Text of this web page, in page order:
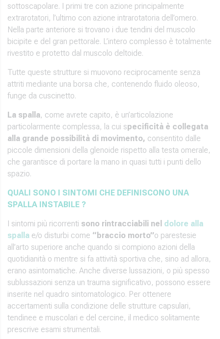
sottoscapolare. I primi tre con azione principalmente
extrarotatori, l’ultimo con azione intrarotatoria dell’omero.
Nella parte anteriore si trovano i due tendini del muscolo
bicipite e del gran pettorale. L’intero complesso è totalmente
rivestito e protetto dal muscolo deltoide.
Tutte queste strutture si muovono reciprocamente senza
attriti mediante una borsa che, contenendo fluido oleoso,
funge da cuscinetto.
La spalla, come avrete capito, è un’articolazione
particolarmente complessa, la cui specificità è collegata
alla grande possibilità di movimento, consentito dalle
piccole dimensioni della glenoide rispetto alla testa omerale,
che garantisce di portare la mano in quasi tutti i punti dello
spazio.
QUALI SONO I SINTOMI CHE DEFINISCONO UNA
SPALLA INSTABILE ?
I sintomi più ricorrenti sono rintracciabili nel dolore alla
spalla e/o disturbi come “braccio morto”o parestesie
all’arto superiore anche quando si compiono azioni della
quotidianità o mentre si fa attività sportiva che, sino ad allora,
erano asintomatiche. Anche diverse lussazioni, o più spesso
sublussazioni senza un trauma significativo, possono essere
inserite nel quadro sintomatologico. Per ottenere
accertamenti sulla condizione delle strutture capsulari,
tendinee e muscolari e del cercine, il medico solitamente
prescrive esami strumentali.